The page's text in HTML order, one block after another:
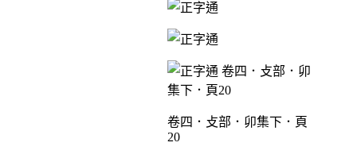
卷四．攴部．卯集下．頁
20